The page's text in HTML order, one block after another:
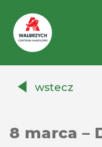
Auchanwstecz
8 marca –